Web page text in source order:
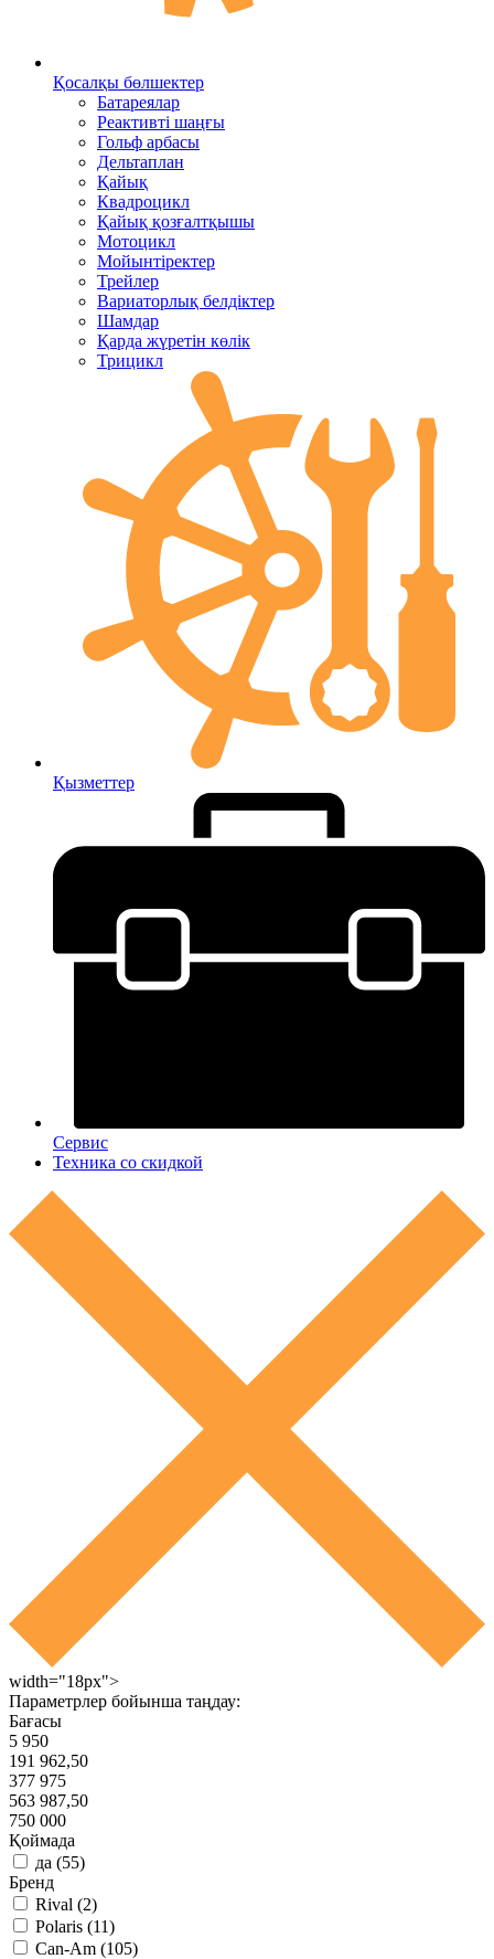
Қосалқы бөлшектер
Батареялар
Реактивті шаңғы
Гольф арбасы
Дельтаплан
Қайық
Квадроцикл
Қайық қозғалтқышы
Мотоцикл
Мойынтіректер
Трейлер
Вариаторлық белдіктер
Шамдар
Қарда жүретін көлік
Трицикл
Қызметтер
Сервис
Техника со скидкой
width="18px">
Параметрлер бойынша таңдау:
Бағасы
5 950
191 962,50
377 975
563 987,50
750 000
Қоймада
да (55)
Бренд
Rival (2)
Polaris (11)
Can-Am (105)